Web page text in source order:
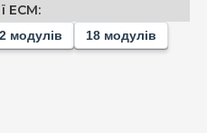
ECM:
модулів
18 модулів